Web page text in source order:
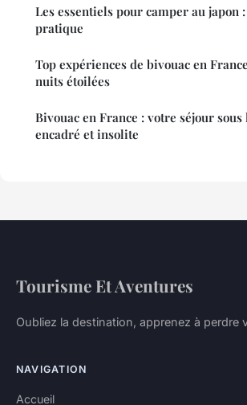
Les essentiels pour camper au japon
pratique
Top expériences de bivouac en
nuits étoilées
Bivouac en France : votre séjour sous
encadré et insolite
Tourisme Et Aventures
Oubliez la destination, apprenez à perdre
NAVIGATION
Accueil